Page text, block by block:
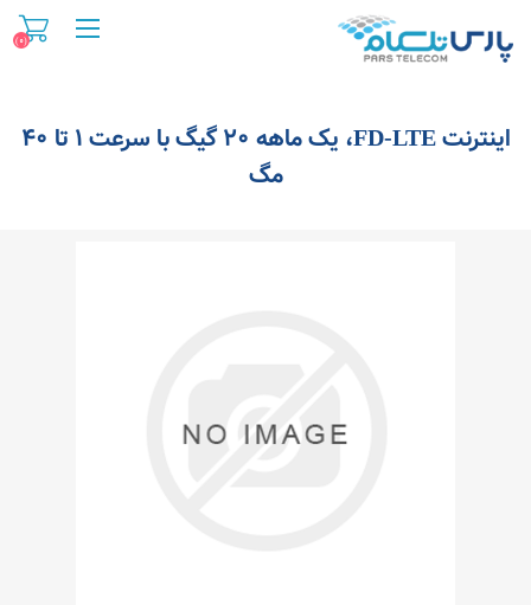
(0)
اینترنت FD-LTE، یک ماهه 20 گیگ با سرعت 1 تا 40
مگ